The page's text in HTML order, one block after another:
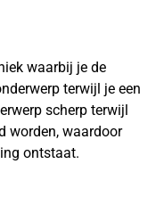
waarbij je de
terwijl je een
scherp terwijl
worden, waardoor
ontstaat.